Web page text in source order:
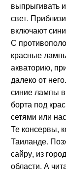
выпрыгивать
свет.
включают
С
красные
акваторию,
далеко от
синие лампы
борта под
сетями или
Те консервы,
Таиланде.
сайру, из
области. А